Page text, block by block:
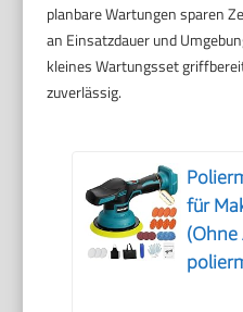
planbare Wartungen sparen
an Einsatzdauer und
kleines Wartungsset
zuverlässig.
für
(Ohne